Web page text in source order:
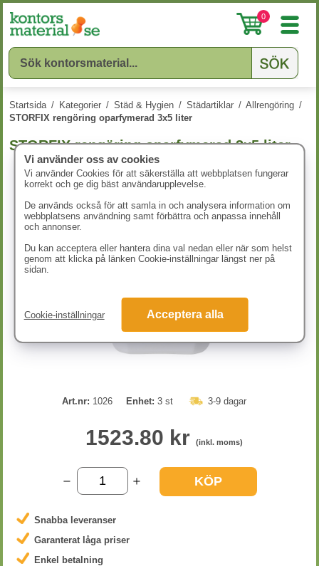
0
Startsida / Kategorier / Städ & Hygien / Städartiklar / Allrengöring /
STORFIX rengöring oparfymerad 3x5 liter
STORFIX rengöring oparfymerad 3x5 liter
Art.nr: 1026 Enhet: 3 st 3-9 dagar
1523.80 kr (inkl. moms)
KÖP
Snabba leveranser
Garanterat låga priser
Enkel betalning
Vi använder oss av cookies
Vi använder Cookies för att säkerställa att webbplatsen fungerar
korrekt och ge dig bäst användarupplevelse.
De används också för att samla in och analysera information om
webbplatsens användning samt förbättra och anpassa innehåll
och annonser.
Du kan acceptera eller hantera dina val nedan eller när som helst
genom att klicka på länken Cookie-inställningar längst ner på
sidan.
Cookie-inställningar Acceptera alla